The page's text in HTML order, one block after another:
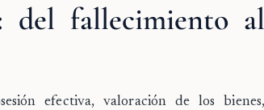
del fallecimiento al
efectiva, valoración de los bienes,